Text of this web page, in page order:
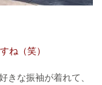
ね（笑）
きな振袖が着れて、